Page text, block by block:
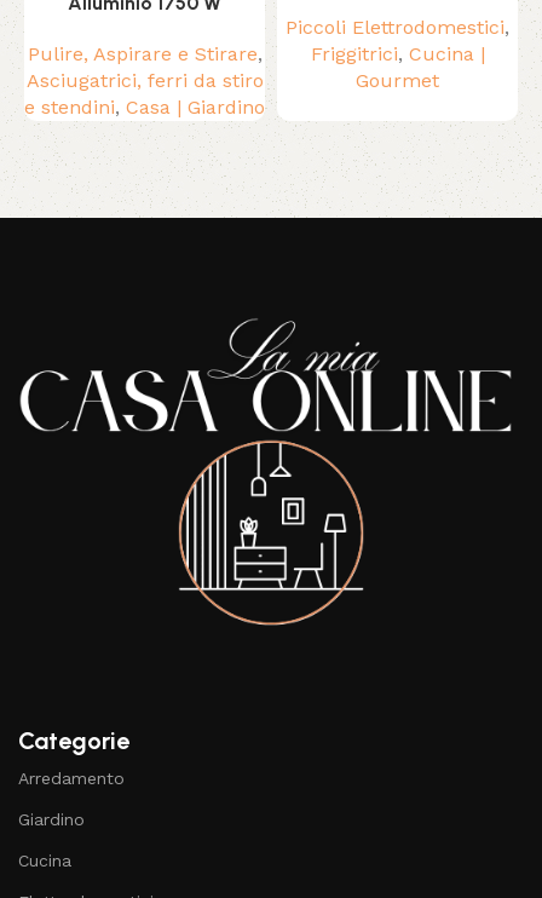
Pulire, Aspirare e Stirare,
Asciugatrici, ferri da stiro
e stendini, Casa | Giardino
Piccoli Elettrodomestici,
Friggitrici, Cucina |
Gourmet
Read More
Categorie
Arredamento
Giardino
Cucina